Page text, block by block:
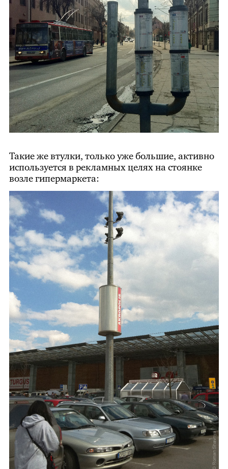
Такие же втулки, только уже большие, активно
используется в рекламных целях на стоянке
возле гипермаркета: